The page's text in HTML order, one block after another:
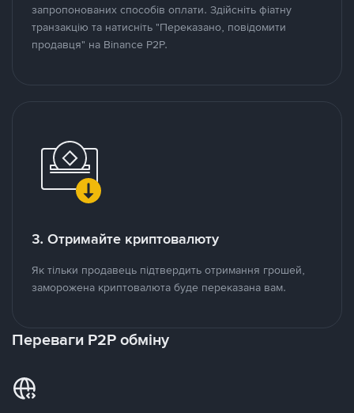
запропонованих способів оплати. Здійсніть фіатну
транзакцію та натисніть "Переказано, повідомити
продавця" на Binance P2P.
3. Отримайте криптовалюту
Як тільки продавець підтвердить отримання грошей,
заморожена криптовалюта буде переказана вам.
Переваги P2P обміну